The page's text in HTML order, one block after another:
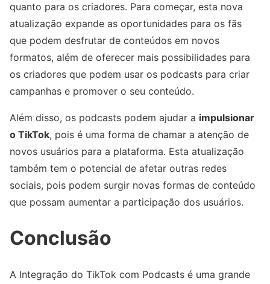
quanto para os criadores. Para começar, esta nova
atualização expande as oportunidades para os fãs
que podem desfrutar de conteúdos em novos
formatos, além de oferecer mais possibilidades para
os criadores que podem usar os podcasts para criar
campanhas e promover o seu conteúdo.
Além disso, os podcasts podem ajudar a impulsionar
o TikTok, pois é uma forma de chamar a atenção de
novos usuários para a plataforma. Esta atualização
também tem o potencial de afetar outras redes
sociais, pois podem surgir novas formas de conteúdo
que possam aumentar a participação dos usuários.
Conclusão
A Integração do TikTok com Podcasts é uma grande